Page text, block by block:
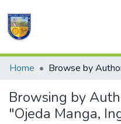
Communities & Collections
All of DSpace
Home Browse by
Browsing by
"Ojeda Manga,